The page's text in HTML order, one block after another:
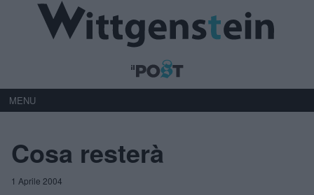
MENU
Cosa resterà
1 Aprile 2004